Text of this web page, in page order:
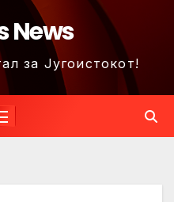
News
за Југоистокот!